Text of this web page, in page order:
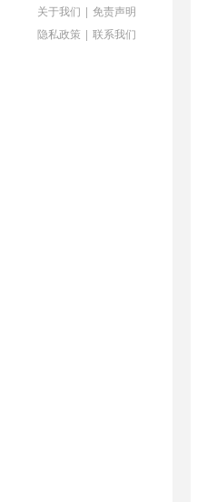
关于我们 | 免责声明
隐私政策 | 联系我们